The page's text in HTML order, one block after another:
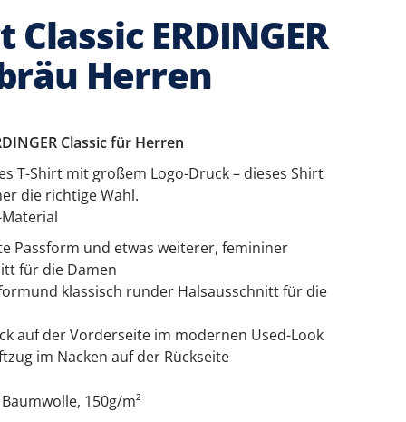
Classic ERDINGER
Herren
Classic für Herren
T-Shirt mit großem Logo-Druck – dieses Shirt
die richtige Wahl.
Material
Passform und etwas weiterer, femininer
für die Damen
klassisch runder Halsausschnitt für die
auf der Vorderseite im modernen Used-Look
im Nacken auf der Rückseite
150g/m²